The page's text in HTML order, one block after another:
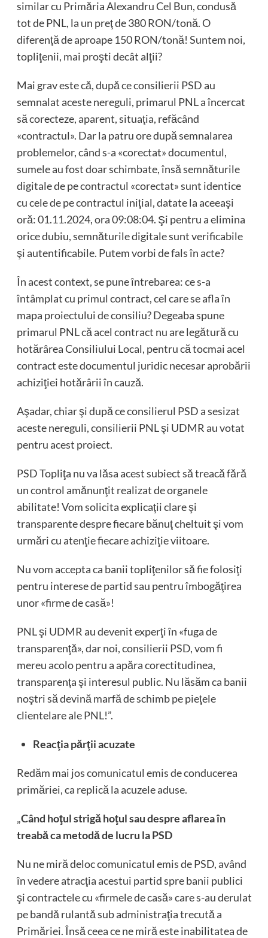
similar cu Primăria Alexandru Cel Bun, condusă
tot de PNL, la un preţ de 380 RON/tonă. O
diferenţă de aproape 150 RON/tonă! Suntem noi,
topliţenii, mai proşti decât alţii?
Mai grav este că, după ce consilierii PSD au
semnalat aceste nereguli, primarul PNL a încercat
să corecteze, aparent, situaţia, refăcând
«contractul». Dar la patru ore după semnalarea
problemelor, când s-a «corectat» documentul,
sumele au fost doar schimbate, însă semnăturile
digitale de pe contractul «corectat» sunt identice
cu cele de pe contractul iniţial, datate la aceeaşi
oră: 01.11.2024, ora 09:08:04. Şi pentru a elimina
orice dubiu, semnăturile digitale sunt verificabile
şi autentificabile. Putem vorbi de fals în acte?
În acest context, se pune întrebarea: ce s-a
întâmplat cu primul contract, cel care se afla în
mapa proiectului de consiliu? Degeaba spune
primarul PNL că acel contract nu are legătură cu
hotărârea Consiliului Local, pentru că tocmai acel
contract este documentul juridic necesar aprobării
achiziţiei hotărârii în cauză.
Aşadar, chiar şi după ce consilierul PSD a sesizat
aceste nereguli, consilierii PNL şi UDMR au votat
pentru acest proiect.
PSD Topliţa nu va lăsa acest subiect să treacă fără
un control amănunţit realizat de organele
abilitate! Vom solicita explicaţii clare şi
transparente despre fiecare bănuţ cheltuit şi vom
urmări cu atenţie fiecare achiziţie viitoare.
Nu vom accepta ca banii topliţenilor să fie folosiţi
pentru interese de partid sau pentru îmbogăţirea
unor «firme de casă»!
PNL şi UDMR au devenit experţi în «fuga de
transparenţă», dar noi, consilierii PSD, vom fi
mereu acolo pentru a apăra corectitudinea,
transparenţa şi interesul public. Nu lăsăm ca banii
noştri să devină marfă de schimb pe pieţele
clientelare ale PNL!”.
Reacţia părţii acuzate
Redăm mai jos comunicatul emis de conducerea
primăriei, ca replică la acuzele aduse.
„Când hoţul strigă hoţul sau despre aflarea în
treabă ca metodă de lucru la PSD
Nu ne miră deloc comunicatul emis de PSD, având
în vedere atracţia acestui partid spre banii publici
şi contractele cu «firmele de casă» care s-au derulat
pe bandă rulantă sub administraţia trecută a
Primăriei. Însă ceea ce ne miră este inabilitatea de